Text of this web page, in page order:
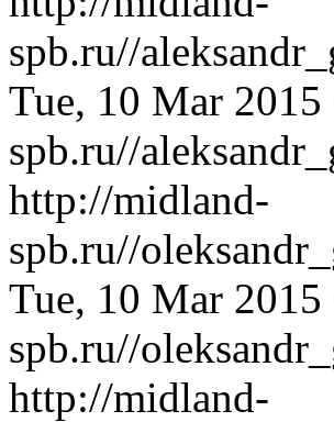
spb.ru//
Tue, 10 Mar
spb.ru//
http://midland-
spb.ru//
Tue, 10 Mar
spb.ru//
http://midland-